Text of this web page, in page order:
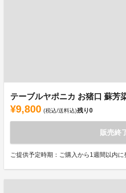
テーブルヤポニカ お猪口 蘇芳
¥9,800 (税込/送料込)残り0
販売終
ご提供予定時期：ご購入から1週間以内に